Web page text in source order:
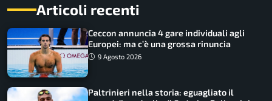
Articoli recenti
Ceccon annuncia 4 gare individuali agli
Europei: ma c’è una grossa rinuncia
9 Agosto 2026
Paltrinieri nella storia: eguagliato il